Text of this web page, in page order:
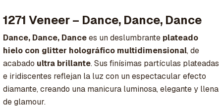
1271 Veneer – Dance, Dance, Dance
Dance, Dance, Dancees un deslumbrante plateado
hielo con glitter holográfico multidimensional, de
acabado ultra brillante. Sus finísimas partículas plateadas
e iridiscentes reflejan la luz con un espectacular efecto
diamante, creando una manicura luminosa, elegante y llena
de glamour.